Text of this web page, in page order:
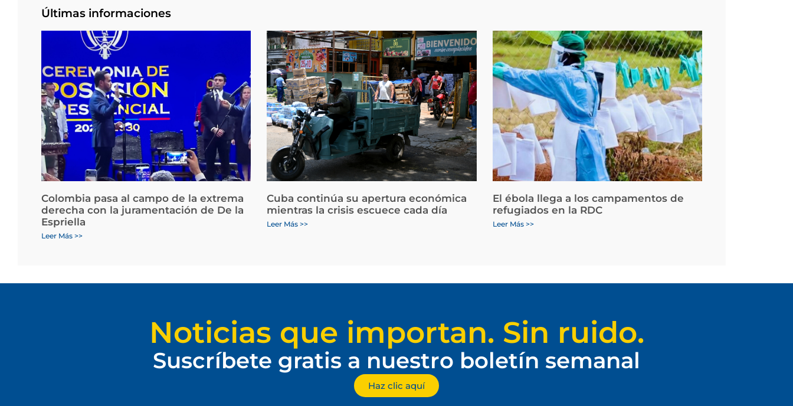
Últimas informaciones
Colombia pasa al campo de la extrema
derecha con la juramentación de De la
Espriella
Leer Más >>
Cuba continúa su apertura económica
mientras la crisis escuece cada día
Leer Más >>
El ébola llega a los campamentos de
refugiados en la RDC
Leer Más >>
Noticias que importan. Sin ruido.
Suscríbete gratis a nuestro boletín semanal
Haz clic aquí